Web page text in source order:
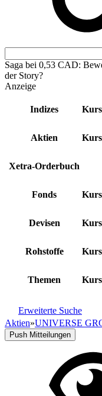
Saga bei 0,53 CAD:
der Story?
Anzeige
Indizes Kurs
Aktien Kurs
Xetra-Orderbuch
Fonds Kurs
Devisen Kurs
Rohstoffe Kurs
Themen Kurs
Erweiterte Suche
Aktien»UNIVERSE
Push Mitteilungen